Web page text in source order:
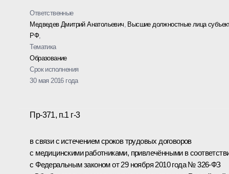
Ответственные
Медведев Дмитрий Анатольевич Высшие должностные лица
РФ,
Тематика
Образование
Срок исполнения
30 мая 2016 года
Пр-371, п.1 г-3
в связи с истечением сроков трудовых договоров
с медицинскими работниками, привлечёнными в
с Федеральным законом от 29 ноября 2010 года № 326-ФЗ